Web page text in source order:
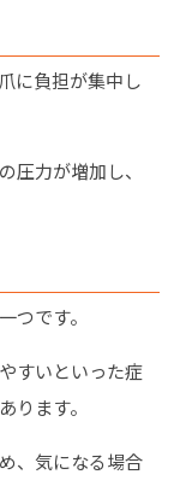
に負担が集中し
圧力が増加し、
つです。
すいといった症
ります。
、気になる場合